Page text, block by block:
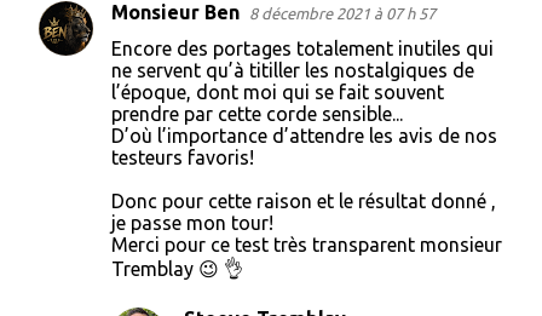
C
Monsieur Ben 8 décembre 2021 à 07 h 57
Encore des portages totalement inutiles qui
ne servent qu’à titiller les nostalgiques de
l’époque, dont moi qui se fait souvent
prendre par cette corde sensible...
D’où l’importance d’attendre les avis de nos
testeurs favoris!
Donc pour cette raison et le résultat donné ,
je passe mon tour!
Merci pour ce test très transparent monsieur
Tremblay 😉 👌